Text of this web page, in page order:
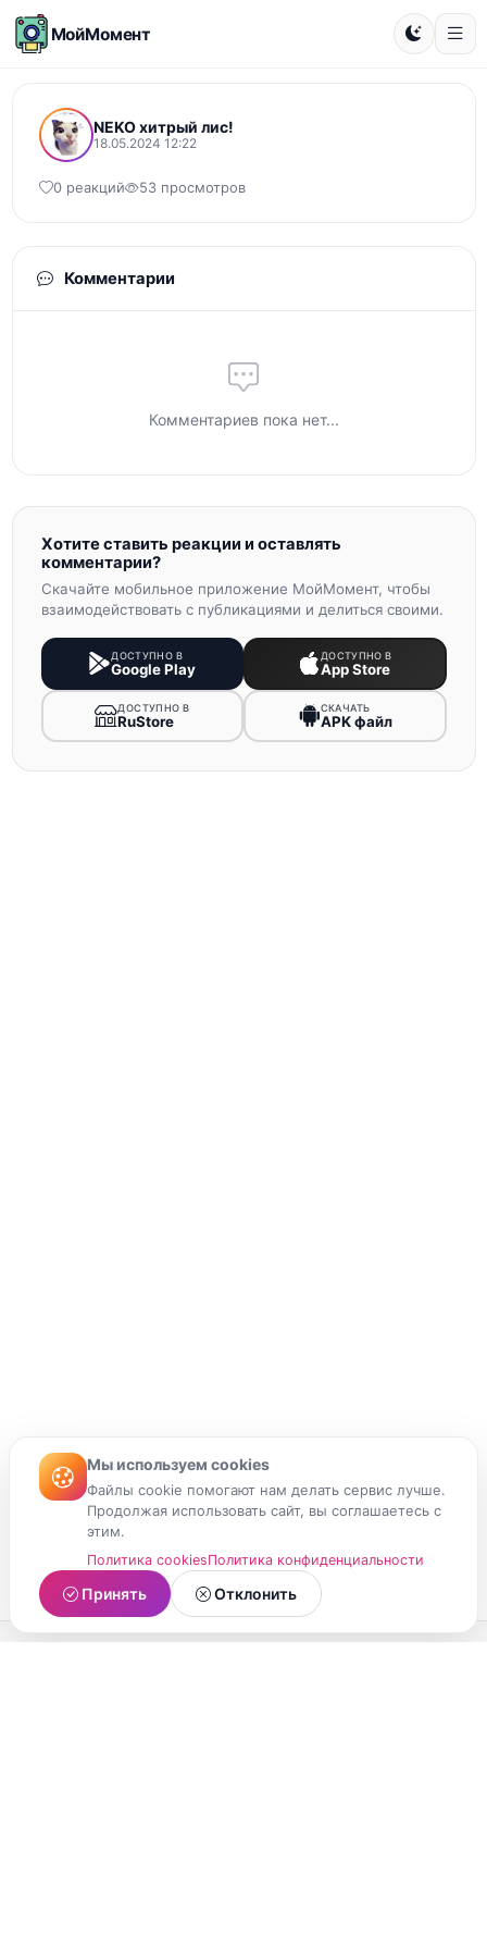
МойМомент
NEKO хитрый лис!
18.05.2024 12:22
0 реакций 53 просмотров
Комментарии
Комментариев пока нет...
Хотите ставить реакции и оставлять
комментарии?
Скачайте мобильное приложение МойМомент, чтобы
взаимодействовать с публикациями и делиться своими.
ДОСТУПНО В
Google Play
ДОСТУПНО В
App Store
ДОСТУПНО В
RuStore
СКАЧАТЬ
APK файл
Мы используем cookies
Файлы cookie помогают нам делать сервис лучше.
Продолжая использовать сайт, вы соглашаетесь с
этим.
Политика cookiesПолитика конфиденциальности
Принять Отклонить